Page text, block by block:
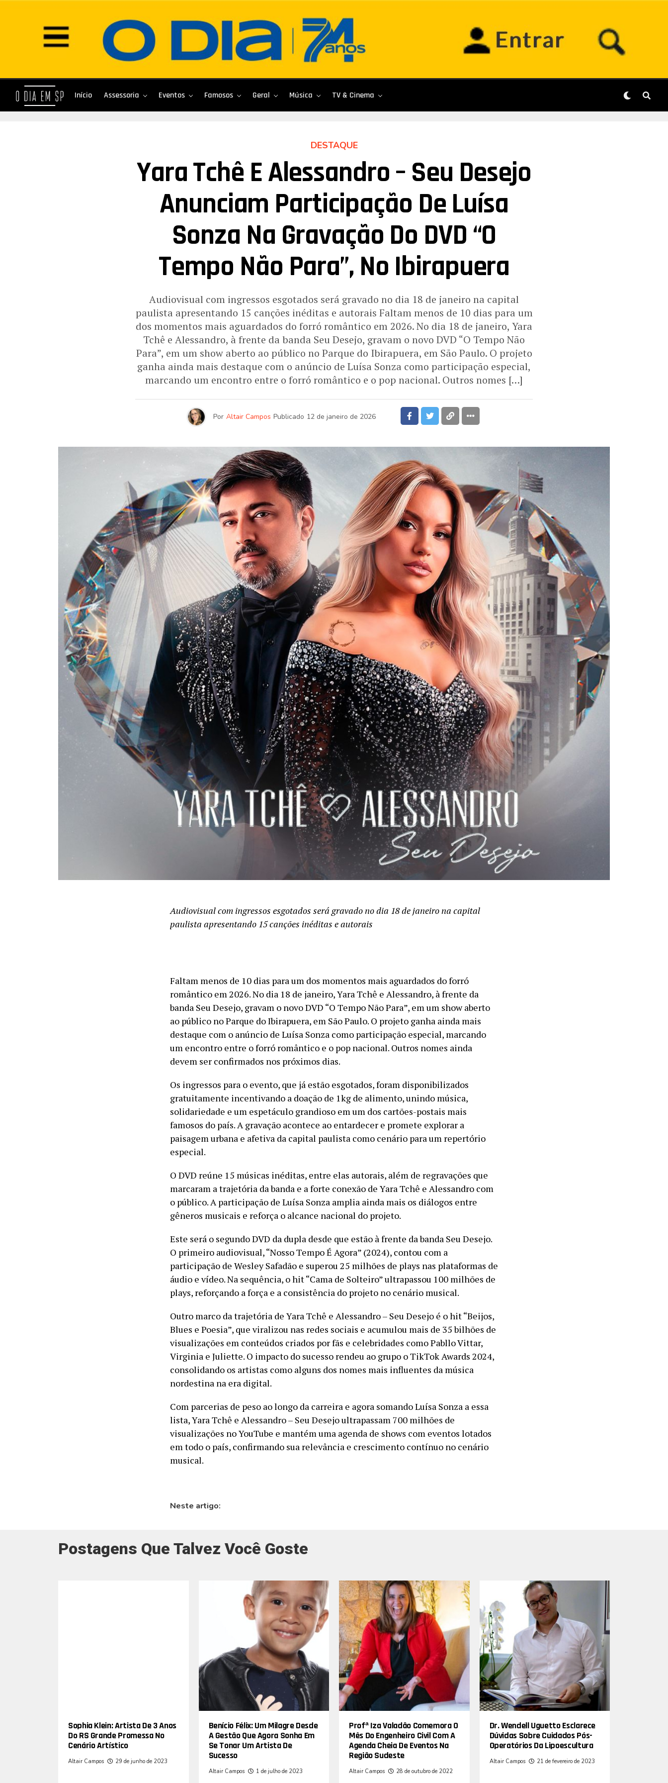
Início Assessoria Eventos Famosos Geral Música TV & Cinema
DESTAQUE
Yara Tchê E Alessandro – Seu Desejo
Anunciam Participação De Luísa
Sonza Na Gravação Do DVD “O
Tempo Não Para”, No Ibirapuera
Audiovisual com ingressos esgotados será gravado no dia 18 de janeiro na capital
paulista apresentando 15 canções inéditas e autorais Faltam menos de 10 dias para um
dos momentos mais aguardados do forró romântico em 2026. No dia 18 de janeiro, Yara
Tchê e Alessandro, à frente da banda Seu Desejo, gravam o novo DVD “O Tempo Não
Para”, em um show aberto ao público no Parque do Ibirapuera, em São Paulo. O projeto
ganha ainda mais destaque com o anúncio de Luísa Sonza como participação especial,
marcando um encontro entre o forró romântico e o pop nacional. Outros nomes […]
Por Altair Campos Publicado 12 de janeiro de 2026
Audiovisual com ingressos esgotados será gravado no dia 18 de janeiro na capital
paulista apresentando 15 canções inéditas e autorais
Faltam menos de 10 dias para um dos momentos mais aguardados do forró
romântico em 2026. No dia 18 de janeiro, Yara Tchê e Alessandro, à frente da
banda Seu Desejo, gravam o novo DVD “O Tempo Não Para”, em um show aberto
ao público no Parque do Ibirapuera, em São Paulo. O projeto ganha ainda mais
destaque com o anúncio de Luísa Sonza como participação especial, marcando
um encontro entre o forró romântico e o pop nacional. Outros nomes ainda
devem ser confirmados nos próximos dias.
Os ingressos para o evento, que já estão esgotados, foram disponibilizados
gratuitamente incentivando a doação de 1kg de alimento, unindo música,
solidariedade e um espetáculo grandioso em um dos cartões-postais mais
famosos do país. A gravação acontece ao entardecer e promete explorar a
paisagem urbana e afetiva da capital paulista como cenário para um repertório
especial.
O DVD reúne 15 músicas inéditas, entre elas autorais, além de regravações que
marcaram a trajetória da banda e a forte conexão de Yara Tchê e Alessandro com
o público. A participação de Luísa Sonza amplia ainda mais os diálogos entre
gêneros musicais e reforça o alcance nacional do projeto.
Este será o segundo DVD da dupla desde que estão à frente da banda Seu Desejo.
O primeiro audiovisual, “Nosso Tempo É Agora” (2024), contou com a
participação de Wesley Safadão e superou 25 milhões de plays nas plataformas de
áudio e vídeo. Na sequência, o hit “Cama de Solteiro” ultrapassou 100 milhões de
plays, reforçando a força e a consistência do projeto no cenário musical.
Outro marco da trajetória de Yara Tchê e Alessandro – Seu Desejo é o hit “Beijos,
Blues e Poesia”, que viralizou nas redes sociais e acumulou mais de 35 bilhões de
visualizações em conteúdos criados por fãs e celebridades como Pabllo Vittar,
Virginia e Juliette. O impacto do sucesso rendeu ao grupo o TikTok Awards 2024,
consolidando os artistas como alguns dos nomes mais influentes da música
nordestina na era digital.
Com parcerias de peso ao longo da carreira e agora somando Luísa Sonza a essa
lista, Yara Tchê e Alessandro – Seu Desejo ultrapassam 700 milhões de
visualizações no YouTube e mantém uma agenda de shows com eventos lotados
em todo o país, confirmando sua relevância e crescimento contínuo no cenário
musical.
Neste artigo:
Postagens Que Talvez Você Goste
Sophia Klein: Artista De 3 Anos
Do RS Grande Promessa No
Cenário Artístico
Altair Campos 29 de junho de 2023
Benício Félix: Um Milagre Desde
A Gestão Que Agora Sonha Em
Se Tonar Um Artista De
Sucesso
Altair Campos 1 de julho de 2023
Profª Iza Valadão Comemora O
Mês Do Engenheiro Civil Com A
Agenda Cheia De Eventos Na
Região Sudeste
Altair Campos 28 de outubro de 2022
Dr. Wendell Uguetto Esclarece
Dúvidas Sobre Cuidados Pós-
Operatórios Da Lipoescultura
Altair Campos 21 de fevereiro de 2023